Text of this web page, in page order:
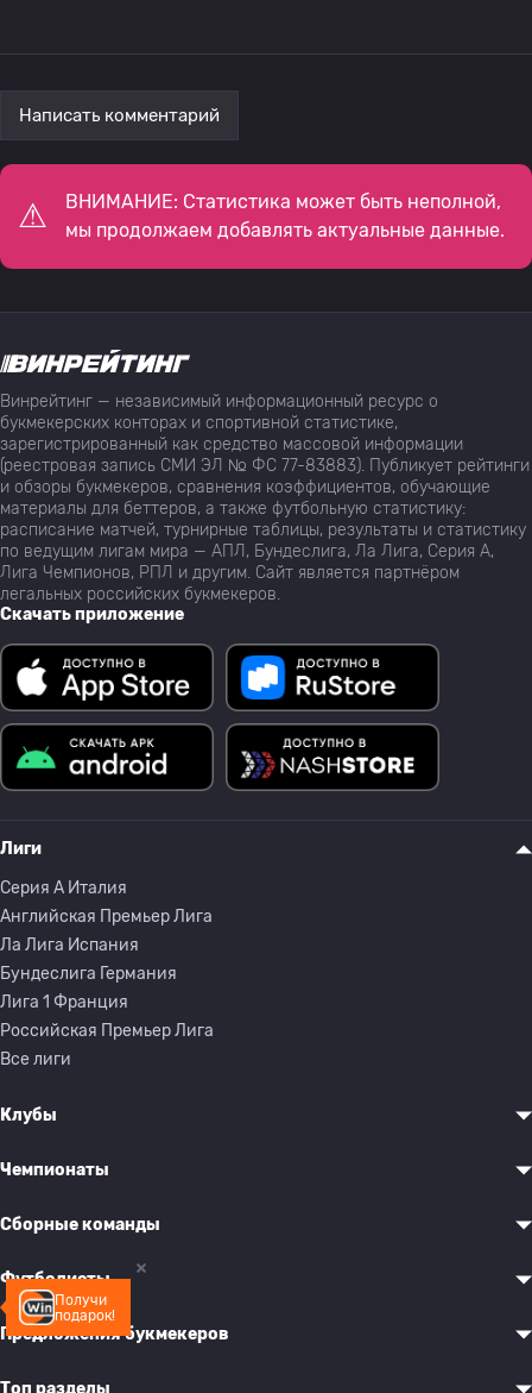
Написать комментарий
ВНИМАНИЕ: Статистика может быть неполной,
мы продолжаем добавлять актуальные данные.
Получи
подарок!
Винрейтинг — независимый информационный ресурс о
букмекерских конторах и спортивной статистике,
зарегистрированный как средство массовой информации
(реестровая запись СМИ ЭЛ № ФС 77-83883). Публикует рейтинги
и обзоры букмекеров, сравнения коэффициентов, обучающие
материалы для беттеров, а также футбольную статистику:
расписание матчей, турнирные таблицы, результаты и статистику
по ведущим лигам мира — АПЛ, Бундеслига, Ла Лига, Серия А,
Лига Чемпионов, РПЛ и другим. Сайт является партнёром
легальных российских букмекеров.
Скачать приложение
Лиги
Серия A Италия
Английская Премьер Лига
Ла Лига Испания
Бундеслига Германия
Лига 1 Франция
Российская Премьер Лига
Все лиги
Клубы
Чемпионаты
Сборные команды
Футболисты
Предложения букмекеров